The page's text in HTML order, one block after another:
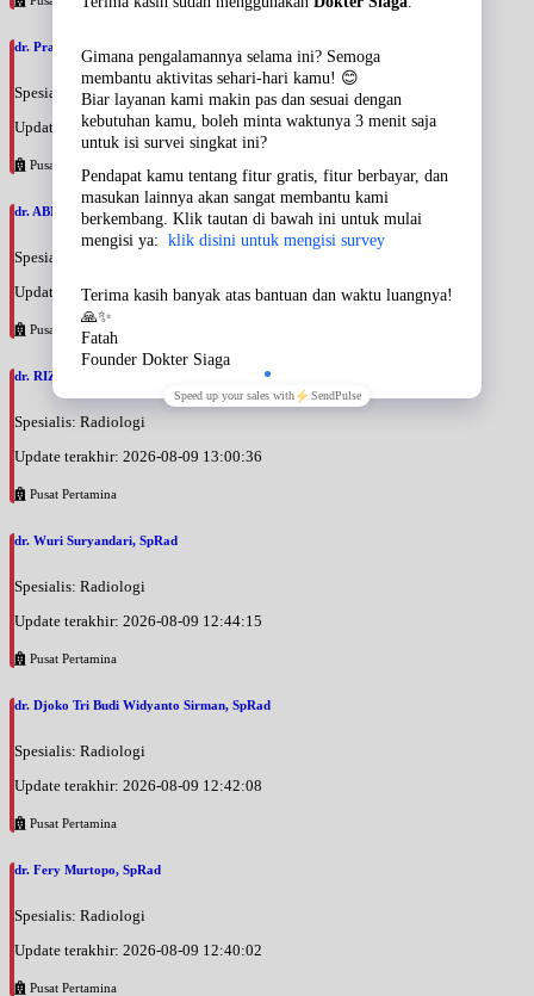
dr. Pradewi Indrijastuti, SpRM
Spesialis: Rehabilitasi Medik
Update terakhir: 2026-08-09 13:06:10
Pusat Pertamina
dr. ABNER PENALEMEN BARUS, SpKFR
Spesialis: Rehabilitasi Medik
Update terakhir: 2026-08-09 13:04:18
Pusat Pertamina
dr. RIZA WIDIASTUTI, SpRad
Spesialis: Radiologi
Update terakhir: 2026-08-09 13:00:36
Pusat Pertamina
dr. Wuri Suryandari, SpRad
Spesialis: Radiologi
Update terakhir: 2026-08-09 12:44:15
Pusat Pertamina
dr. Djoko Tri Budi Widyanto Sirman, SpRad
Spesialis: Radiologi
Update terakhir: 2026-08-09 12:42:08
Pusat Pertamina
dr. Fery Murtopo, SpRad
Spesialis: Radiologi
Update terakhir: 2026-08-09 12:40:02
Pusat Pertamina